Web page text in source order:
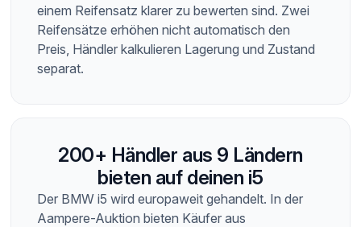
einem Reifensatz klarer zu bewerten sind. Zwei
Reifensätze erhöhen nicht automatisch den
Preis, Händler kalkulieren Lagerung und Zustand
separat.
200+ Händler aus 9 Ländern
bieten auf deinen i5
Der BMW i5 wird europaweit gehandelt. In der
Aampere-Auktion bieten Käufer aus